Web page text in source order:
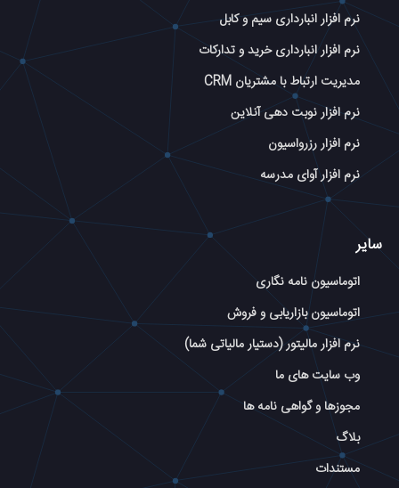
نرم افزار انبارداری سیم و کابل
نرم افزار انبارداری خرید و تدارکات
مدیریت ارتباط با مشتریان CRM
نرم افزار نوبت دهی آنلاین
نرم افزار رزرواسیون
نرم افزار آوای مدرسه
سایر
اتوماسیون نامه نگاری
اتوماسیون بازاریابی و فروش
نرم افزار مالیتور (دستیار مالیاتی شما)
وب سایت های ما
مجوزها و گواهی نامه ها
بلاگ
مستندات